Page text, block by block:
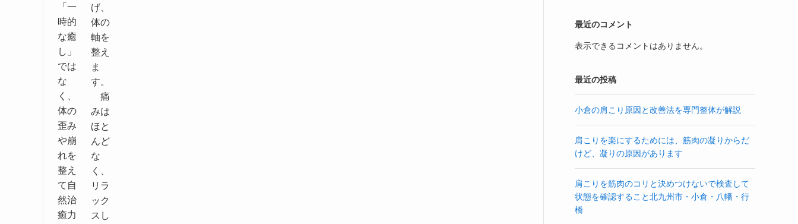
「一
時的
な癒
し」
では
な
く、
体の
歪み
や崩
れを
整え
て自
然治
癒力
げ、
体の
軸を
整え
ま
す。
痛
みは
ほと
んど
な
く、
リラ
ック
スし
最近のコメント
表示できるコメントはありません。
最近の投稿
小倉の肩こり原因と改善法を専門整体が解説
肩こりを楽にするためには、筋肉の凝りからだ
けど、凝りの原因があります
肩こりを筋肉のコリと決めつけないで検査して
状態を確認すること北九州市・小倉・八幡・行
橋